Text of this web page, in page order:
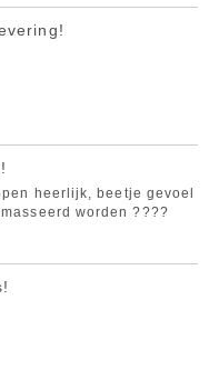
heerlijk, beetje gevoel
worden ????